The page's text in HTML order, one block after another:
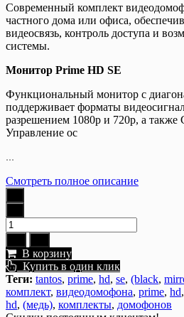
Современный комплект
частного дома или офиса,
видеосвязь, контроль доступа и
системы.
Монитор Prime HD SE
Функциональный монитор с
поддерживает форматы
разрешением 1080p и 720p, а
Управление ос
...
Смотреть полное описание
В корзину
Купить в один клик
Теги: tantos, prime, hd, se, (black,
комплект, видеодомофона, prime, hd,
hd, (медь), комплекты, домофонов